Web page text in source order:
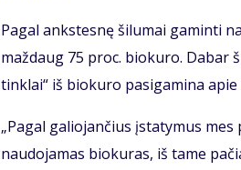
Pagal ankstesnę šilumai gaminti
maždaug 75 proc. biokuro. Dabar
tinklai“ iš biokuro pasigamina
„Pagal galiojančius įstatymus
naudojamas biokuras, iš tame